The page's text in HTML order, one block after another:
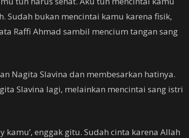
Sudah bukan mencintai kamu karena fisik,
Raffi Ahmad sambil mencium tangan sang
Nagita Slavina dan membesarkan hatinya.
Slavina lagi, melainkan mencintai sang istri
kamu’, enggak gitu. Sudah cinta karena Allah